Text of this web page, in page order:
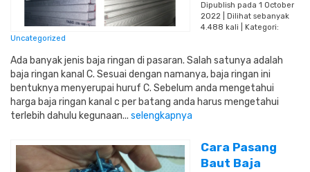
Dipublish pada 1 October
2022 | Dilihat sebanyak
4.488 kali | Kategori:
Uncategorized
Ada banyak jenis baja ringan di pasaran. Salah satunya adalah
baja ringan kanal C. Sesuai dengan namanya, baja ringan ini
bentuknya menyerupai huruf C. Sebelum anda mengetahui
harga baja ringan kanal c per batang anda harus mengetahui
terlebih dahulu kegunaan... selengkapnya
Cara Pasang
Baut Baja